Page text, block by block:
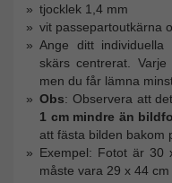
tjocklek 1,4 mm
vit passepartoutkärna
Ange ditt individuella
skärs centrerat.
men du får lämna
Obs: Observera att det
1 cm mindre än
att fästa bilden bakom
Exempel: Fotot är 30
måste vara 29 x 44 cm